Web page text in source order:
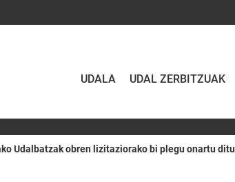
UDALA UDAL ZERBITZUAK
Udalbatzak obren lizitaziorako bi plegu onartu ditu